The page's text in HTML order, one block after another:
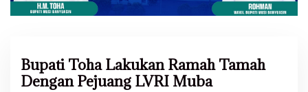
Bupati Toha Lakukan Ramah Tamah
Dengan Pejuang LVRI Muba